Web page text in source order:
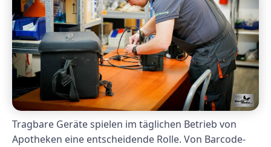
Tragbare Geräte spielen im täglichen Betrieb von
Apotheken eine entscheidende Rolle. Von Barcode-